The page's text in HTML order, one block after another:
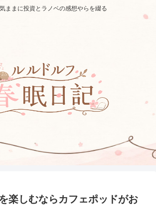
ままに投資とラノベの感想やらを綴る
楽しむならカフェポッドがお